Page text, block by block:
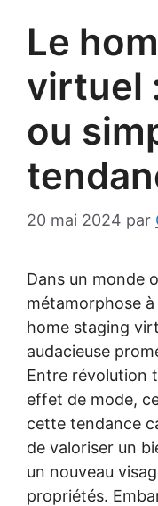
Le
virtuel
ou
20 mai 2024 par
Dans un monde
métamorphose
home staging
audacieuse
Entre révolution
effet de mode,
cette tendance
de valoriser un
un nouveau
propriétés.